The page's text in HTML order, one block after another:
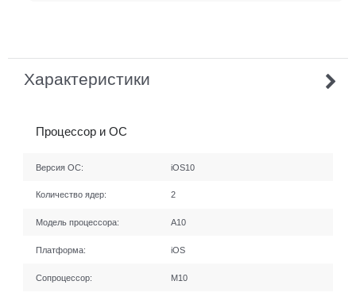
Характеристики
Процессор и ОС
Версия ОС: iOS10
Количество ядер: 2
Модель процессора: A10
Платформа: iOS
Сопроцессор: M10